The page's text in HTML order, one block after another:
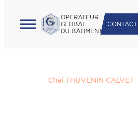
OPÉRATEUR
GLOBAL
DU BÂTIMENT
CONTACT
Chai THUVENIN CALVET